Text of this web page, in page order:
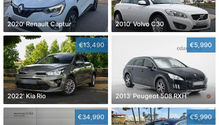
2020' Renault Captur 2010' Volvo C30
€13,490
2022' Kia Rio
€5,990
2013' Peugeot 508 RXH
€34,990 €5,990